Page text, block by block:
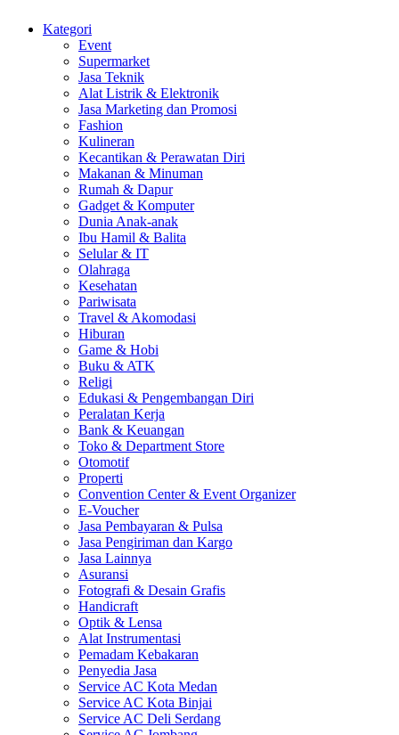
Kategori
Event
Supermarket
Jasa Teknik
Alat Listrik & Elektronik
Jasa Marketing dan Promosi
Fashion
Kulineran
Kecantikan & Perawatan Diri
Makanan & Minuman
Rumah & Dapur
Gadget & Komputer
Dunia Anak-anak
Ibu Hamil & Balita
Selular & IT
Olahraga
Kesehatan
Pariwisata
Travel & Akomodasi
Hiburan
Game & Hobi
Buku & ATK
Religi
Edukasi & Pengembangan Diri
Peralatan Kerja
Bank & Keuangan
Toko & Department Store
Otomotif
Properti
Convention Center & Event Organizer
E-Voucher
Jasa Pembayaran & Pulsa
Jasa Pengiriman dan Kargo
Jasa Lainnya
Asuransi
Fotografi & Desain Grafis
Handicraft
Optik & Lensa
Alat Instrumentasi
Pemadam Kebakaran
Penyedia Jasa
Service AC Kota Medan
Service AC Kota Binjai
Service AC Deli Serdang